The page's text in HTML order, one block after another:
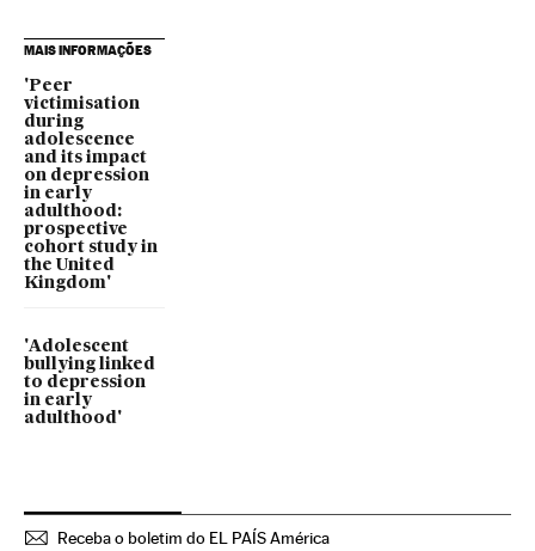
MAIS INFORMAÇÕES
'Peer
victimisation
during
adolescence
and its impact
on depression
in early
adulthood:
prospective
cohort study in
the United
Kingdom'
'Adolescent
bullying linked
to depression
in early
adulthood'
Receba o boletim do EL PAÍS América